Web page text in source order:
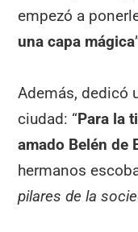
empezó a
una capa mágica
Además, dedicó
ciudad: “Para la
amado Belén de
hermanos
pilares de la